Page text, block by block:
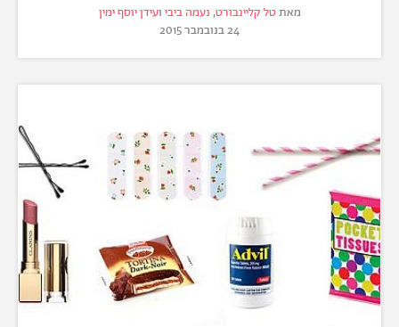
מאתטל קליינבורט, נעמה ביבי ועידן יוסף ימין
24 בנובמבר 2015